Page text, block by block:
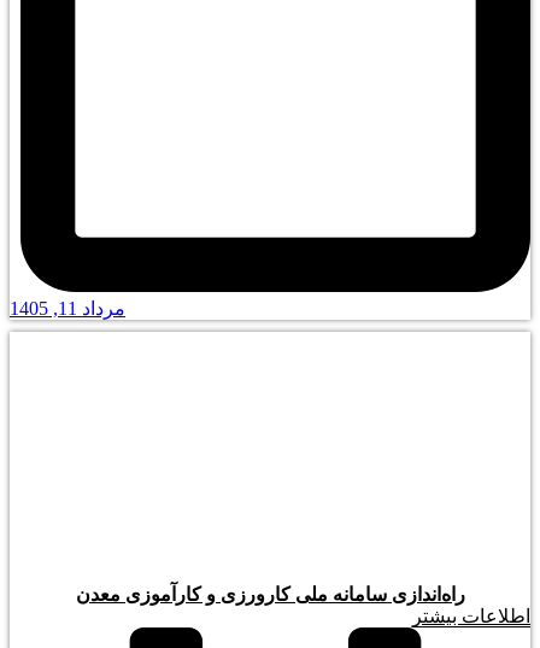
مرداد 11, 1405
راه‌اندازی سامانه ملی کارورزی و کارآموزی معدن
اطلاعات بیشتر